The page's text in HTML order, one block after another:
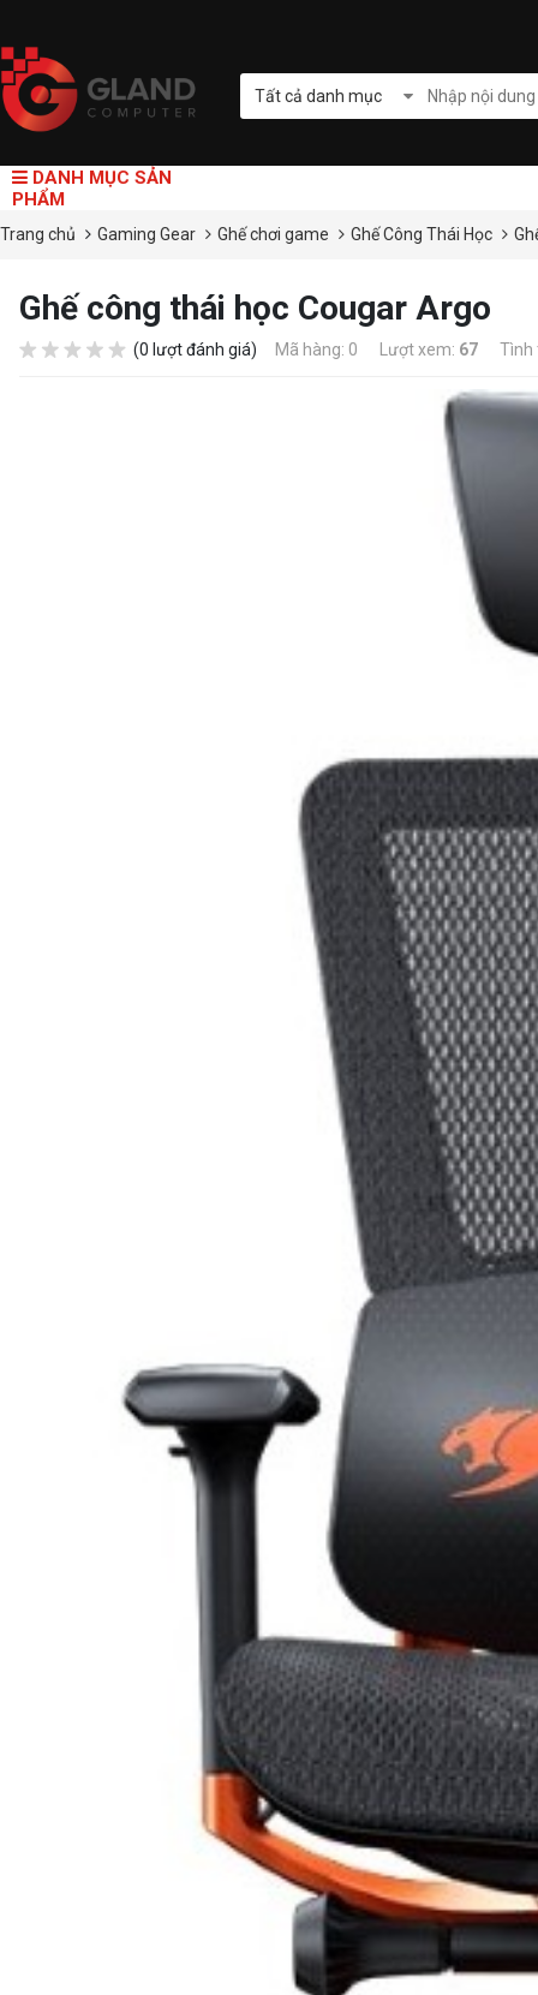
Tất cả danh mục
DANH MỤC SẢN
PHẨM
Trang chủ Gaming Gear Ghế chơi game Ghế Công Thái Học
Ghế công thái học Cougar Argo
(0 lượt đánh giá) Mã hàng: 0 Lượt xem: 67 Tình